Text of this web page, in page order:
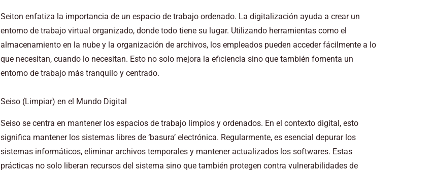
Seiton enfatiza la importancia de un espacio de trabajo ordenado. La digitalización ayuda a crear un
entorno de trabajo virtual organizado, donde todo tiene su lugar. Utilizando herramientas como el
almacenamiento en la nube y la organización de archivos, los empleados pueden acceder fácilmente a lo
que necesitan, cuando lo necesitan. Esto no solo mejora la eficiencia sino que también fomenta un
entorno de trabajo más tranquilo y centrado.
Seiso (Limpiar) en el Mundo Digital
Seiso se centra en mantener los espacios de trabajo limpios y ordenados. En el contexto digital, esto
significa mantener los sistemas libres de ‘basura’ electrónica. Regularmente, es esencial depurar los
sistemas informáticos, eliminar archivos temporales y mantener actualizados los softwares. Estas
prácticas no solo liberan recursos del sistema sino que también protegen contra vulnerabilidades de